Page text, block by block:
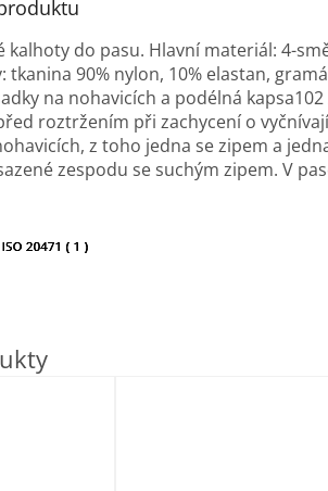
kalhoty do pasu. Hlavní materiál: 4-
tkanina 90% nylon, 10% elastan,
na nohavicích a podélná
roztržením při zachycení o
z toho jedna se zipem a
zespodu se suchým zipem. V